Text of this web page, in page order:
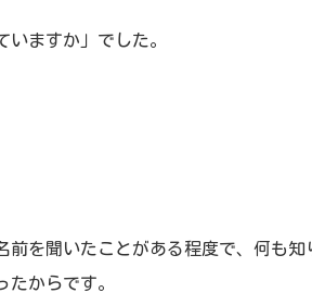
ますか」でした。
を聞いたことがある程度で、何も知
からです。